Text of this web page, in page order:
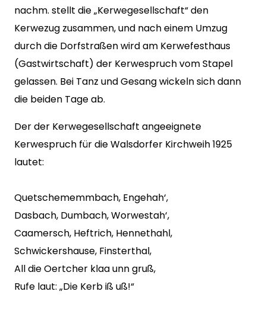
nachm. stellt die „Kerwegesellschaft“ den
Kerwezug zusammen, und nach einem Umzug
durch die Dorfstraßen wird am Kerwefesthaus
(Gastwirtschaft) der Kerwespruch vom Stapel
gelassen. Bei Tanz und Gesang wickeln sich dann
die beiden Tage ab.
Der der Kerwegesellschaft angeeignete
Kerwespruch für die Walsdorfer Kirchweih 1925
lautet:
Quetschememmbach, Engehah‘,
Dasbach, Dumbach, Worwestah‘,
Caamersch, Heftrich, Hennethahl,
Schwickershause, Finsterthal,
All die Oertcher klaa unn gruß,
Rufe laut: „Die Kerb iß uß!“